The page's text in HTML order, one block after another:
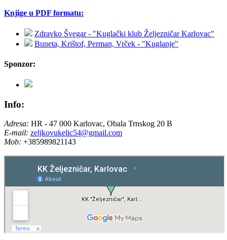
Knjige u PDF formatu:
Zdravko Švegar - "Kuglački klub Željezničar Karlovac"
Buneta, Krištof, Perman, Vrček - "Kuglanje"
Sponzor:
Info:
Adresa: HR - 47 000 Karlovac, Obala Trnskog 20 B
E-mail: zeljkovukelic54@gmail.com
Mob: +385989821143